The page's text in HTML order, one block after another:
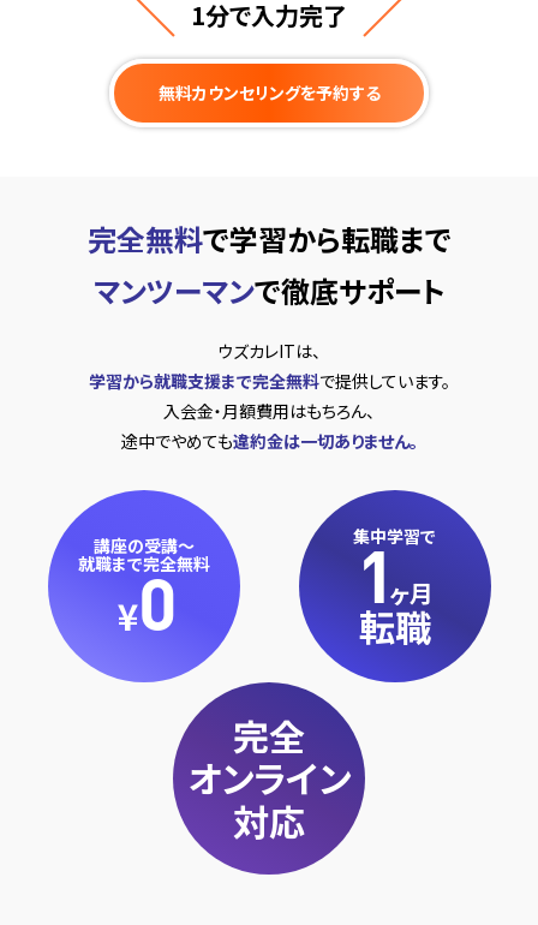
1分で入力完了
無料カウンセリングを予約する
完全無料で学習から転職まで
マンツーマンで徹底サポート
ウズカレITは、
学習から就職支援まで完全無料で提供しています。
入会金・月額費用はもちろん、
途中でやめても違約金は一切ありません。
講座の受講～
就職まで完全無料
¥0
集中学習で
1ヶ月
転職
完全
オンライン
対応